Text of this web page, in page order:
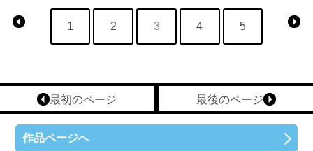
1 2 3 4 5
最後のページ
最初のページ
作品ページへ